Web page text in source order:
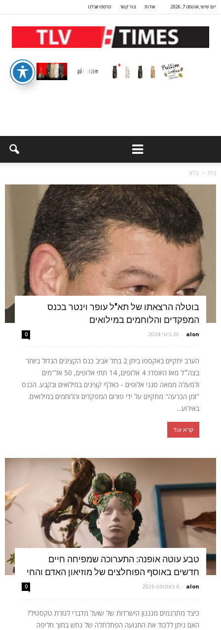
יום שישי, אוגוסט 7, 2026 אודות צור קשר פרסמו אצלנו
בית בלוג
בוטלה הרצאתו של תא"ל עופר וינטר בכנס
המפקדים והלוחמים במילואים
alon
- 20 ביוני 2024 0
הערב יתקיים באקספו ביתן 2 בתל אביב כנס הקצינים הגדול ביותר
בצה״ל מאז היווסדו: 4 אלופים, 14 תתי אלופים, 50 אל"מים
ולמעלה ממאה סגני אלופים - כאלף קצינים במילואים ובקבע. הכנס
"זמן הכרעה" מתקיים על ידי פורום המפקדים והלוחמים במילואים.
באירוע...
קרא עוד
טבע עוטה אופנה: התערוכה שמפיחה חיים
חדשים באוסף הפוחלצים של מוזיאון האדם והחי
alon
- 6 באוגוסט 2026 0
כיצד מתרגמים מנגנון הישרדות של שועל מדברי לגזרת טקסטיל?
האם ניתן ללכוד את התנועה הפתלתלה של נחש בתוך חליפה